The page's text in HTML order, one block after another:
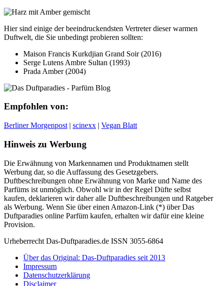
Hier sind einige der beeindruckendsten Vertreter dieser warmen
Duftwelt, die Sie unbedingt probieren sollten:
Maison Francis Kurkdjian Grand Soir (2016)
Serge Lutens Ambre Sultan (1993)
Prada Amber (2004)
Empfohlen von:
Berliner Morgenpost | scinexx | Vegan Blatt
Hinweis zu Werbung
Die Erwähnung von Markennamen und Produktnamen stellt
Werbung dar, so die Auffassung des Gesetzgebers.
Duftbeschreibungen ohne Erwähnung von Marke und Name des
Parfüms ist unmöglich. Obwohl wir in der Regel Düfte selbst
kaufen, deklarieren wir daher alle Duftbeschreibungen und Ratgeber
als Werbung. Wenn Sie über einen Amazon-Link (*) über Das
Duftparadies online Parfüm kaufen, erhalten wir dafür eine kleine
Provision.
Urheberrecht Das-Duftparadies.de ISSN 3055-6864
Über das Original: Das-Duftparadies seit 2013
Impressum
Datenschutzerklärung
Disclaimer